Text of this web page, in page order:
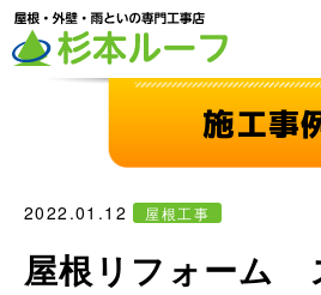
施工事
2022.01.12 屋根工事
屋根リフォーム